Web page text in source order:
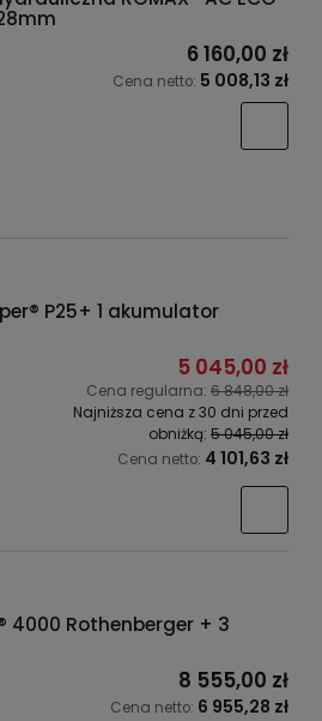
6 160,00 zł
Cena netto: 5 008,13 zł
P25+ 1 akumulator
5 045,00 zł
Cena regularna: 6 848,00 zł
Najniższa cena z 30 dni przed
obniżką: 5 045,00 zł
Cena netto: 4 101,63 zł
4000 Rothenberger + 3
8 555,00 zł
Cena netto: 6 955,28 zł